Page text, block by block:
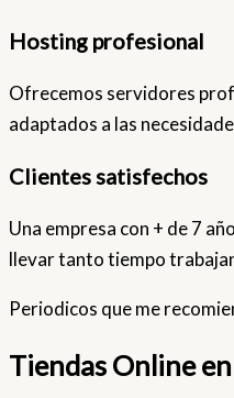
Hosting profesional
Ofrecemos servidores
adaptados a las
Clientes satisfechos
Una empresa con + de 7
llevar tanto tiempo
Periodicos que me
Tiendas Online